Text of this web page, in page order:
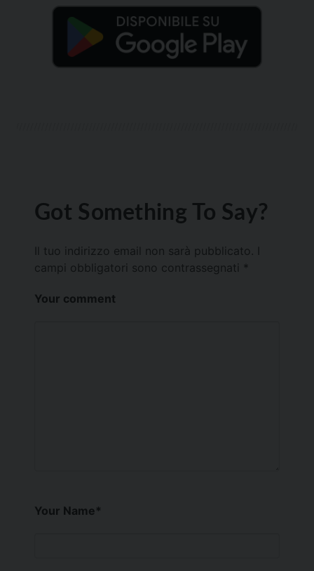
Got Something To Say?
Il tuo indirizzo email non sarà pubblicato.
campi obbligatori sono contrassegnati *
Your comment
Your Name*